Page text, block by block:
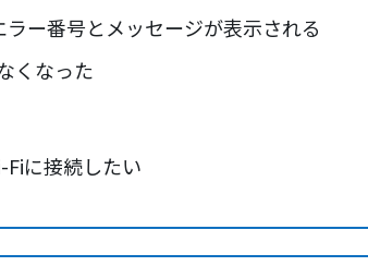
ー番号とメッセージが表示される
くなった
に接続したい
オプションサービスはありますか？